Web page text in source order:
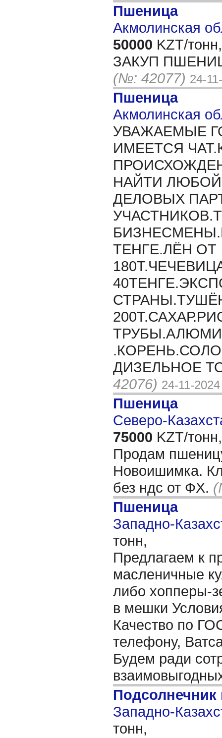
Пшеница
Акмолинская
50000 KZT/тонн,
ЗАКУП
(№: 42077) 24-
Пшеница
Акмолинская
УВАЖАЕМЫЕ
ИМЕЕТСЯ
НАЙТИ
ДЕЛОВЫХ
ТЕНГЕ.ЛЁН ОТ
ДИЗЕЛЬНОЕ
42076) 24-11-2024
Пшеница
Северо-
75000 KZT/тонн,
Продам
Новоишимка.
без ндс от ФХ.
Пшеница
Западно-
тонн,
Предлагаем к
масленичные
либо хопперы-
в мешки
Качество по
телефону,
Будем ради
Западно-
тонн,